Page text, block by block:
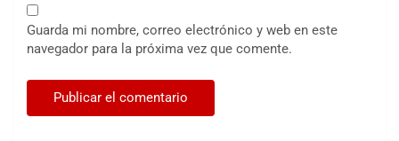
Guarda mi nombre, correo electrónico y web en este
navegador para la próxima vez que comente.